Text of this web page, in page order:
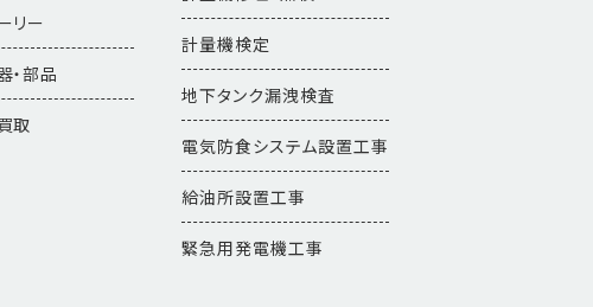
リー
・部品
取
計量機検定
地下タンク漏洩検査
電気防食システム設置工事
給油所設置工事
緊急用発電機工事